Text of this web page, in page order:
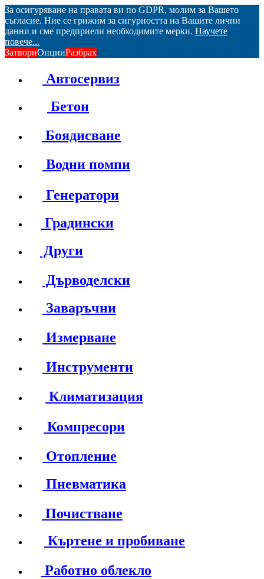
За осигуряване на правата ви по GDPR, молим за Вашето
съгласие. Ние се грижим за сигурността на Вашите лични
данни и сме предприели необходимите мерки. Научете
повече...
ЗатвориОпцииРазбрах
Автосервиз
Бетон
Боядисване
Водни помпи
Генератори
Градински
Други
Дърводелски
Заваръчни
Измерване
Инструменти
Климатизация
Компресори
Отопление
Пневматика
Почистване
Къртене и пробиване
Работно облекло